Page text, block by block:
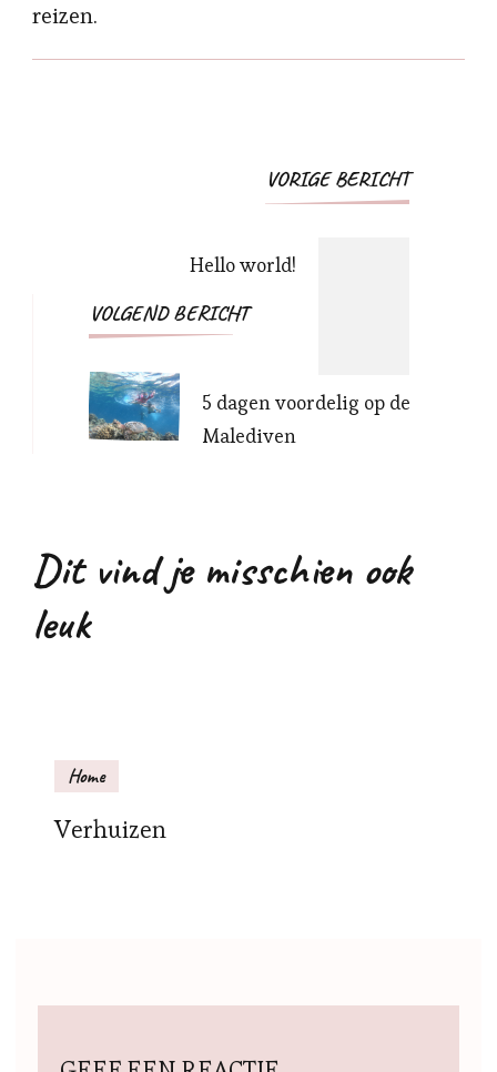
reizen.
Bericht
VORIGE BERICHT
Hello world!
VOLGEND BERICHT
5 dagen voordelig op de
Malediven
Dit vind je misschien ook
leuk
Home
Verhuizen